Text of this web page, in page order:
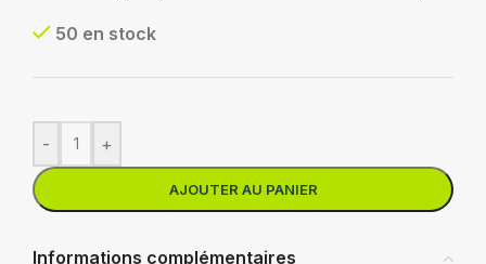
50 en stock
- +
AJOUTER AU PANIER
Informations complémentaires